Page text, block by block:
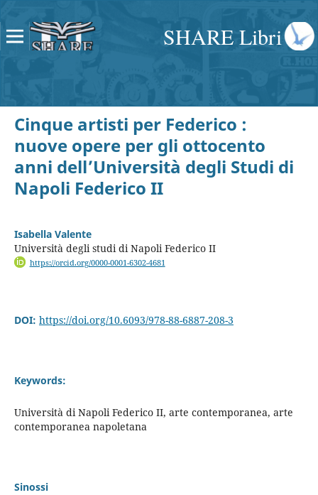
SHARE Libri
Cinque artisti per Federico :
nuove opere per gli ottocento
anni dell’Università degli Studi di
Napoli Federico II
Isabella Valente
Università degli studi di Napoli Federico II
https://orcid.org/0000-0001-6302-4681
DOI: https://doi.org/10.6093/978-88-6887-208-3
Keywords:
Università di Napoli Federico II, arte contemporanea, arte
contemporanea napoletana
Sinossi